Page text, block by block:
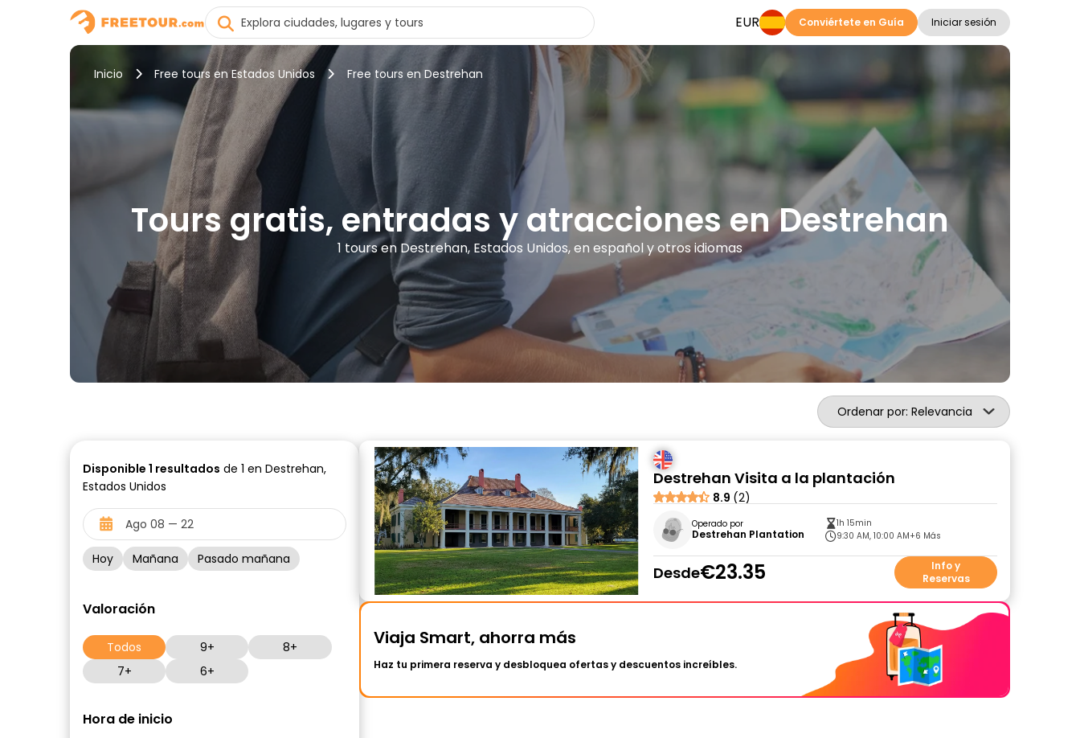
EUR Conviértete en Guía Iniciar sesión
Inicio Free tours en Estados Unidos Free tours en Destrehan
Tours gratis, entradas y atracciones en Destrehan
1 tours en Destrehan, Estados Unidos, en español y otros idiomas
Ordenar por: Relevancia
Disponible 1 resultados de 1 en Destrehan,
Estados Unidos
Hoy Mañana Pasado mañana
Valoración
Todos 9+
8+
7+
6+
Hora de inicio
Destrehan Visita a la plantación
8.9 (2)
Operado por
Destrehan Plantation
1h 15min
9:30 AM, 10:00 AM+6 Más
Desde€23.35
Info y
Reservas
Viaja Smart, ahorra más
Haz tu primera reserva y desbloquea ofertas y descuentos increíbles.